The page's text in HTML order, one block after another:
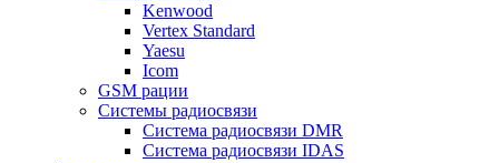
Kenwood
Vertex Standard
Yaesu
Icom
GSM рации
Системы радиосвязи
Система радиосвязи DMR
Система радиосвязи IDAS